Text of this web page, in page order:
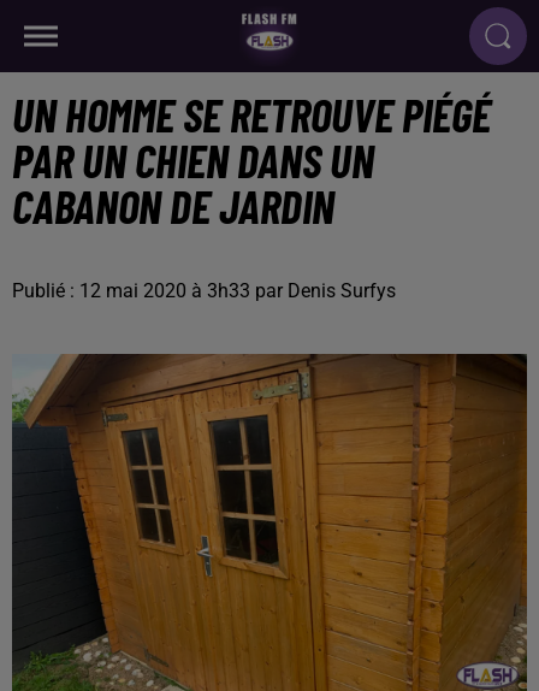
UN HOMME SE RETROUVE PIÉGÉ
PAR UN CHIEN DANS UN
CABANON DE JARDIN
Publié : 12 mai 2020 à 3h33 par Denis Surfys